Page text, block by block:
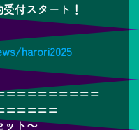
付スタート！
harori2025
ット〜